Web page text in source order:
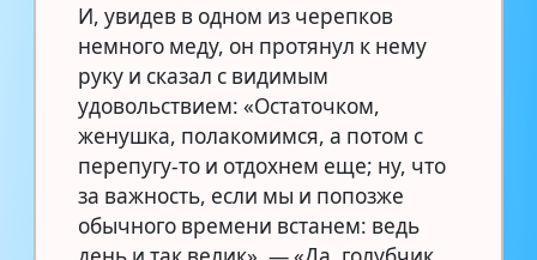
И, увидев в одном из черепков
немного меду, он протянул к нему
руку и сказал с видимым
удовольствием: «Остаточком,
женушка, полакомимся, а потом с
перепугу-то и отдохнем еще; ну, что
за важность, если мы и попозже
обычного времени встанем: ведь